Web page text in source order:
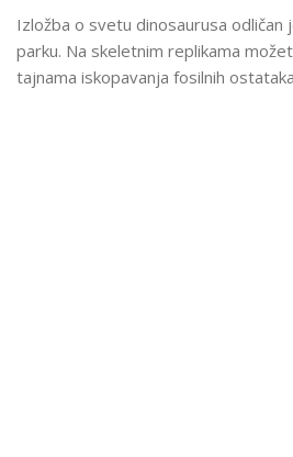
Izložba o svetu dinosaurusa odličan
parku. Na skeletnim replikama
tajnama iskopavanja fosilnih